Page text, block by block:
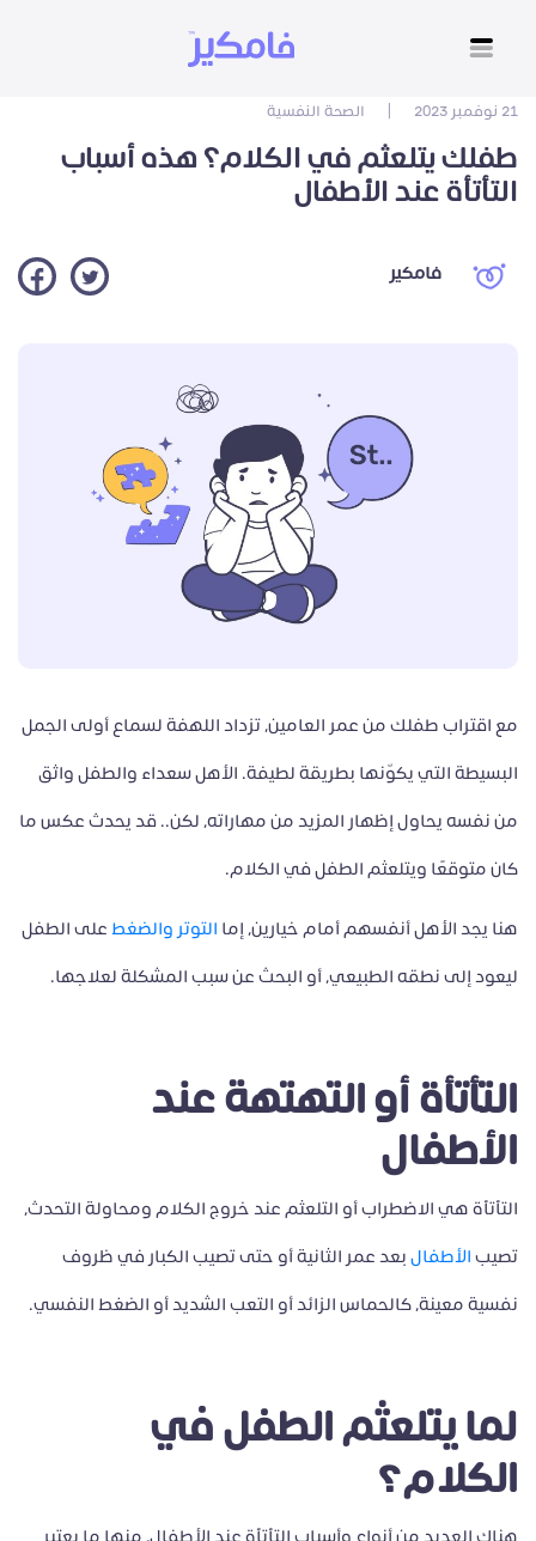
21 نوفمبر 2023 الصحة النفسية
طفلك يتلعثم في الكلام؟ هذه أسباب
التأتأة عند الأطفال
فامكير
مع اقتراب طفلك من عمر العامين، تزداد اللهفة لسماع أولى الجمل
البسيطة التي يكوّنها بطريقة لطيفة. الأهل سعداء والطفل واثق
من نفسه يحاول إظهار المزيد من مهاراته، لكن.. قد يحدث عكس ما
كان متوقعًا ويتلعثم الطفل في الكلام.
هنا يجد الأهل أنفسهم أمام خيارين، إما التوتر والضغط على الطفل
ليعود إلى نطقه الطبيعي، أو البحث عن سبب المشكلة لعلاجها.
التأتأة أو التهتهة عند
الأطفال
التأتأة هي الاضطراب أو التلعثم عند خروج الكلام ومحاولة التحدث،
تصيب الأطفال بعد عمر الثانية أو حتى تصيب الكبار في ظروف
نفسية معينة، كالحماس الزائد أو التعب الشديد أو الضغط النفسي.
لما يتلعثم الطفل في
الكلام؟